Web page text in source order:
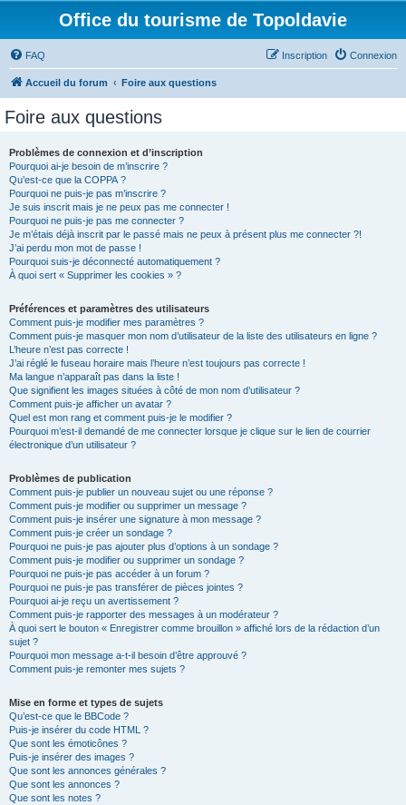
Office du tourisme de Topoldavie
FAQ Connexion
Inscription
Accueil du forum Foire aux questions
Foire aux questions
Problèmes de connexion et d’inscription
Pourquoi ai-je besoin de m’inscrire ?
Qu’est-ce que la COPPA ?
Pourquoi ne puis-je pas m’inscrire ?
Je suis inscrit mais je ne peux pas me connecter !
Pourquoi ne puis-je pas me connecter ?
Je m’étais déjà inscrit par le passé mais ne peux à présent plus me connecter ?!
J’ai perdu mon mot de passe !
Pourquoi suis-je déconnecté automatiquement ?
À quoi sert « Supprimer les cookies » ?
Préférences et paramètres des utilisateurs
Comment puis-je modifier mes paramètres ?
Comment puis-je masquer mon nom d’utilisateur de la liste des utilisateurs en ligne ?
L’heure n’est pas correcte !
J’ai réglé le fuseau horaire mais l’heure n’est toujours pas correcte !
Ma langue n’apparaît pas dans la liste !
Que signifient les images situées à côté de mon nom d’utilisateur ?
Comment puis-je afficher un avatar ?
Quel est mon rang et comment puis-je le modifier ?
Pourquoi m’est-il demandé de me connecter lorsque je clique sur le lien de courrier
électronique d’un utilisateur ?
Problèmes de publication
Comment puis-je publier un nouveau sujet ou une réponse ?
Comment puis-je modifier ou supprimer un message ?
Comment puis-je insérer une signature à mon message ?
Comment puis-je créer un sondage ?
Pourquoi ne puis-je pas ajouter plus d’options à un sondage ?
Comment puis-je modifier ou supprimer un sondage ?
Pourquoi ne puis-je pas accéder à un forum ?
Pourquoi ne puis-je pas transférer de pièces jointes ?
Pourquoi ai-je reçu un avertissement ?
Comment puis-je rapporter des messages à un modérateur ?
À quoi sert le bouton « Enregistrer comme brouillon » affiché lors de la rédaction d’un
sujet ?
Pourquoi mon message a-t-il besoin d’être approuvé ?
Comment puis-je remonter mes sujets ?
Mise en forme et types de sujets
Qu’est-ce que le BBCode ?
Puis-je insérer du code HTML ?
Que sont les émoticônes ?
Puis-je insérer des images ?
Que sont les annonces générales ?
Que sont les annonces ?
Que sont les notes ?